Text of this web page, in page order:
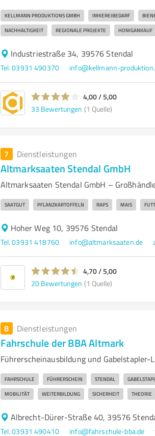
KELLMANN PRODUKTIONS GMBH IMKEREIBEDARF
NACHHALTIGKEIT REGIONALE PROJEKTE HONIGANKAUF
Industriestraße 34, 39576 Stendal
Tel. 03931 490370 info@kellmann-
4,00 / 5,00
33 Bewertungen (1 Quelle)
7 Dienstleistungen
Altmarksaaten Stendal GmbH
Altmarksaaten Stendal GmbH –
SAATGUT PFLANZKARTOFFELN RAPS MAIS
Hoher Weg 10, 39576 Stendal
Tel. 03931 418760 info@altmarksaaten.de
4,70 / 5,00
20 Bewertungen (1 Quelle)
8 Dienstleistungen
Fahrschule der BBA Altmark
Führerscheinausbildung und Gabelstapler-
FAHRSCHULE FÜHRERSCHEIN STENDAL
MOBILITÄT WEITERBILDUNG SICHERHEIT THEORIE
Albrecht-Dürer-Straße 40, 39576
Tel. 03931 490410 info@fahrschule-bba.de